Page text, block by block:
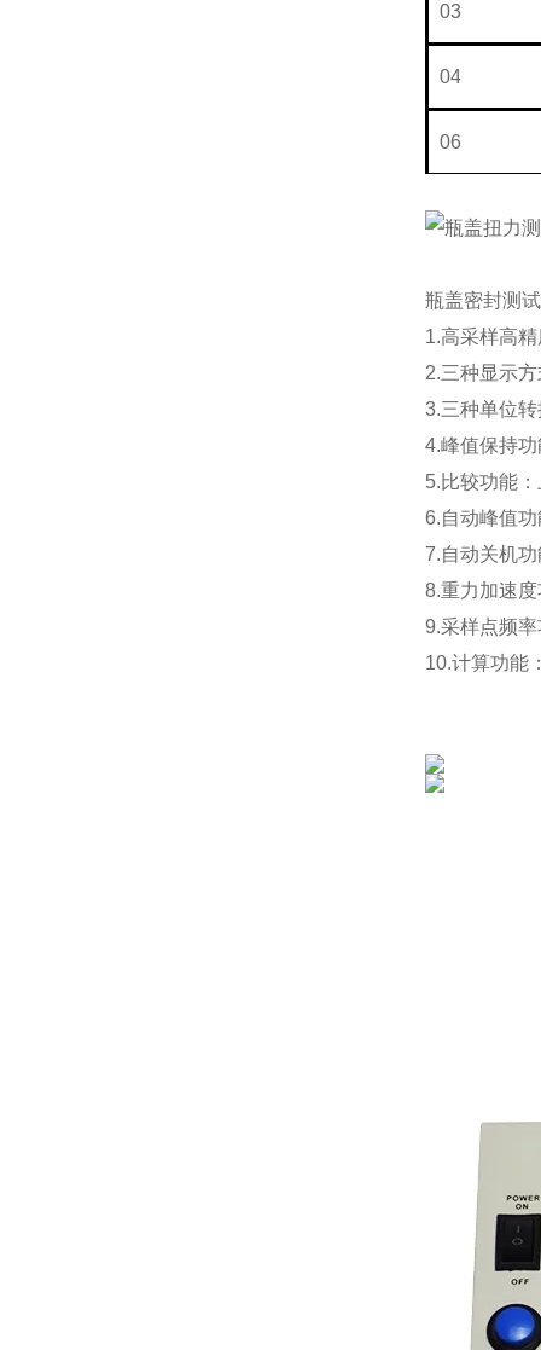
03
04
06
瓶盖密封测
1.高采样高
2.三种显示
3.三种单位
4.峰值保持
5.比较功能
6.自动峰值
7.自动关机
8.重力加速
9.采样点频
10.计算功能